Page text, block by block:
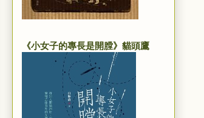
《小女子的專長是開膛》貓頭鷹